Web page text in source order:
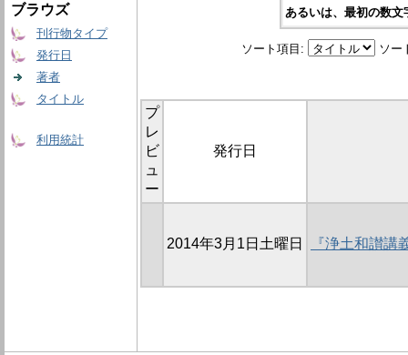
ブラウズ
刊行物タイプ
発行日
著者
タイトル
利用統計
あるいは、最初の数
ソート項目: ソー
プ
レ
ビ
ュ
ー
発行日
2014年3月1日土曜日 『浄土和讃講